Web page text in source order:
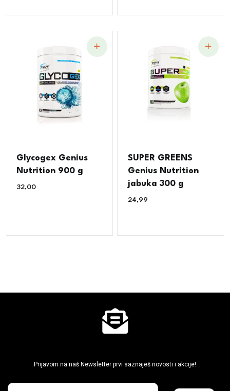
Glycogex Genius
Nutrition 900 g
32,00
SUPER GREENS
Genius Nutrition
jabuka 300 g
24,99
Prijavom na naš Newsletter prvi saznaješ novosti i akcije!